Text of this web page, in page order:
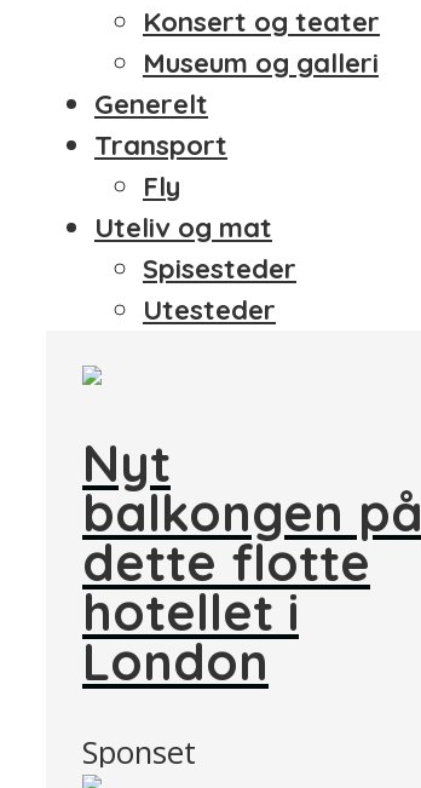
Konsert og teater
Museum og galleri
Generelt
Transport
Fly
Uteliv og mat
Spisesteder
Utesteder
Nyt
balkongen på
dette flotte
hotellet i
London
Sponset